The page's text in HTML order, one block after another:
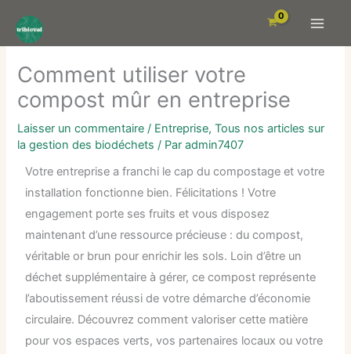
Comment utiliser votre
compost mûr en entreprise
Laisser un commentaire / Entreprise,Tous nos articles sur
la gestion des biodéchets / Paradmin7407
Votre entreprise a franchi le cap du compostage et votre
installation fonctionne bien. Félicitations ! Votre
engagement porte ses fruits et vous disposez
maintenant d’une ressource précieuse : du compost,
véritable or brun pour enrichir les sols. Loin d’être un
déchet supplémentaire à gérer, ce compost représente
l’aboutissement réussi de votre démarche d’économie
circulaire. Découvrez comment valoriser cette matière
pour vos espaces verts, vos partenaires locaux ou votre